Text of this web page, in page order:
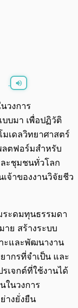
วงการ
บบมา เพื่อปฏิวัติ
เดลวิทยาศาสตร์
ลตฟอร์มสำหรับ
ะชุมชนทั่วโลก
จ้าของงานวิจัยชีว
ระดมทุนธรรมดา
าย สร้างระบบ
ะและพัฒนางาน
ากรที่จำเป็น และ
เจกต์ที่ใช้งานได้
ในวงการ
างยั่งยืน